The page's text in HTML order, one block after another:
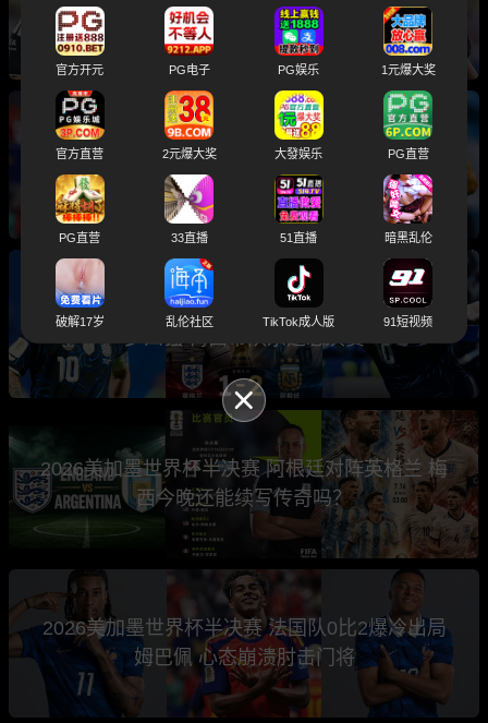
入选世界杯总决赛主裁判引发球迷热议
2026世界杯总决赛前瞻分析 卫冕冠军阿根廷与
西班牙将上演巅峰之战
世界杯半决赛 阿根廷2-1绝杀英格兰 三狮军团止
步四强 梅西带队杀进总决赛
2026美加墨世界杯半决赛 阿根廷对阵英格兰 梅
西今晚还能续写传奇吗？
2026美加墨世界杯半决赛 法国队0比2爆冷出局
姆巴佩 心态崩溃肘击门将
官方开元 PG电子 PG娱乐 1元爆大奖
官方直营 2元爆大奖 大發娱乐 PG直营
PG直营 33直播 51直播 暗黑乱伦
破解17岁 乱伦社区 TikTok成人版 91短视频